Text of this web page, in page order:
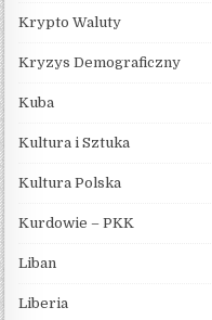
Krypto Waluty
Kryzys Demograficzny
Kuba
Kultura i Sztuka
Kultura Polska
Kurdowie – PKK
Liban
Liberia